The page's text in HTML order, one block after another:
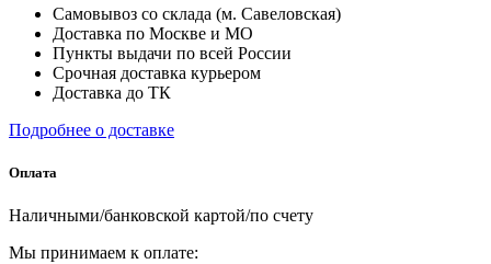
Самовывоз со склада (м. Савеловская)
Доставка по Москве и МО
Пункты выдачи по всей России
Срочная доставка курьером
Доставка до ТК
Подробнее о доставке
Оплата
Наличными/банковской картой/по счету
Мы принимаем к оплате: